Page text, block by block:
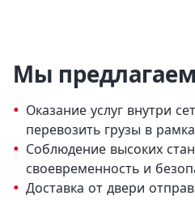
Мы
Оказание услуг внутри
перевозить грузы в
Соблюдение высоких
своевременность и
Доставка от двери